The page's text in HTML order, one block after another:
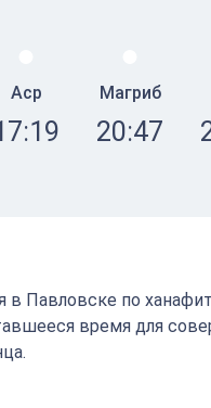
Аср Магриб
20:47
в Павловске по
время для